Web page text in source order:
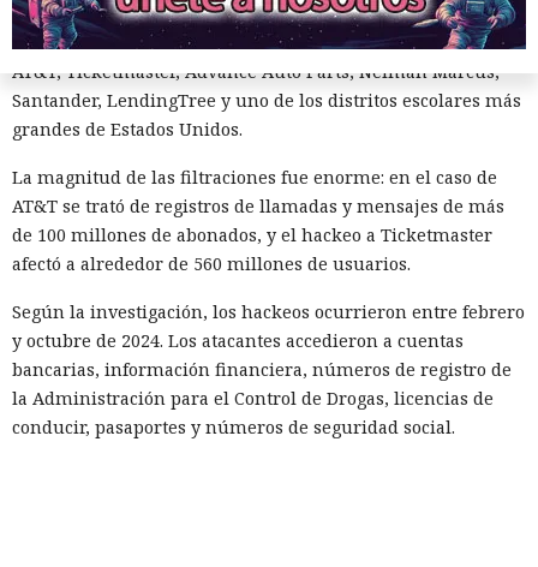
acceder a cuentas de Snowflake y robaron información de al
menos 165 empresas. Entre las afectadas se encuentran
AT&T, Ticketmaster, Advance Auto Parts, Neiman Marcus,
Santander, LendingTree y uno de los distritos escolares más
grandes de Estados Unidos.
La magnitud de las filtraciones fue enorme: en el caso de
AT&T se trató de registros de llamadas y mensajes de más
de 100 millones de abonados, y el hackeo a Ticketmaster
afectó a alrededor de 560 millones de usuarios.
Según la investigación, los hackeos ocurrieron entre febrero
y octubre de 2024. Los atacantes accedieron a cuentas
bancarias, información financiera, números de registro de
la Administración para el Control de Drogas, licencias de
conducir, pasaportes y números de seguridad social.